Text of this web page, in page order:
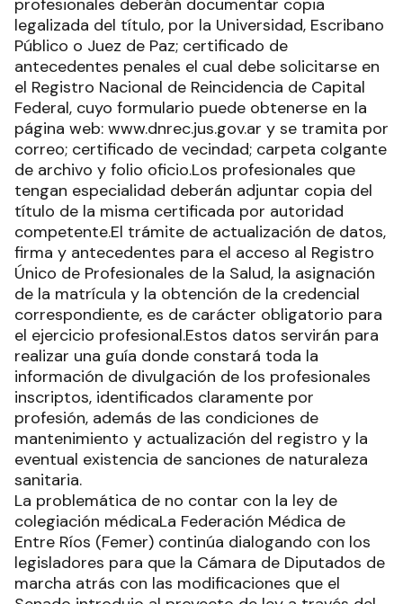
profesionales deberán documentar copia
legalizada del título, por la Universidad, Escribano
Público o Juez de Paz; certificado de
antecedentes penales el cual debe solicitarse en
el Registro Nacional de Reincidencia de Capital
Federal, cuyo formulario puede obtenerse en la
página web: www.dnrec.jus.gov.ar y se tramita por
correo; certificado de vecindad; carpeta colgante
de archivo y folio oficio.Los profesionales que
tengan especialidad deberán adjuntar copia del
título de la misma certificada por autoridad
competente.El trámite de actualización de datos,
firma y antecedentes para el acceso al Registro
Único de Profesionales de la Salud, la asignación
de la matrícula y la obtención de la credencial
correspondiente, es de carácter obligatorio para
el ejercicio profesional.Estos datos servirán para
realizar una guía donde constará toda la
información de divulgación de los profesionales
inscriptos, identificados claramente por
profesión, además de las condiciones de
mantenimiento y actualización del registro y la
eventual existencia de sanciones de naturaleza
sanitaria.
La problemática de no contar con la ley de
colegiación médicaLa Federación Médica de
Entre Ríos (Femer) continúa dialogando con los
legisladores para que la Cámara de Diputados de
marcha atrás con las modificaciones que el